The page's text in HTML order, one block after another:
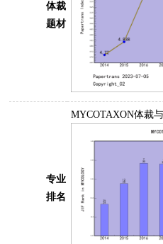
体裁
题材
专业
排名
MYCOTAXON体裁